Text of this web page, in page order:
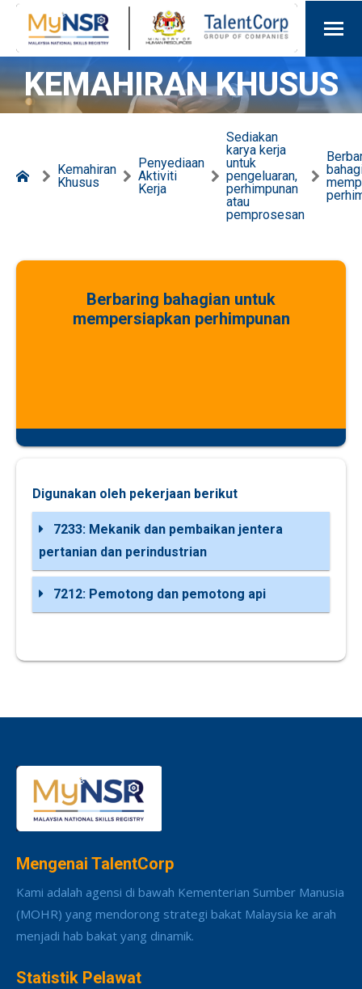
KEMAHIRAN KHUSUS
Kemahiran
Khusus
Penyediaan
Aktiviti
Kerja
Sediakan
karya kerja
untuk
pengeluaran,
perhimpunan
atau
pemprosesan
Berbaring bahagian untuk
mempersiapkan perhimpunan
Digunakan oleh pekerjaan berikut
7233: Mekanik dan pembaikan jentera
pertanian dan perindustrian
7212: Pemotong dan pemotong api
Mengenai TalentCorp
Kami adalah agensi di bawah Kementerian Sumber Manusia
(MOHR) yang mendorong strategi bakat Malaysia ke arah
menjadi hab bakat yang dinamik.
Statistik Pelawat